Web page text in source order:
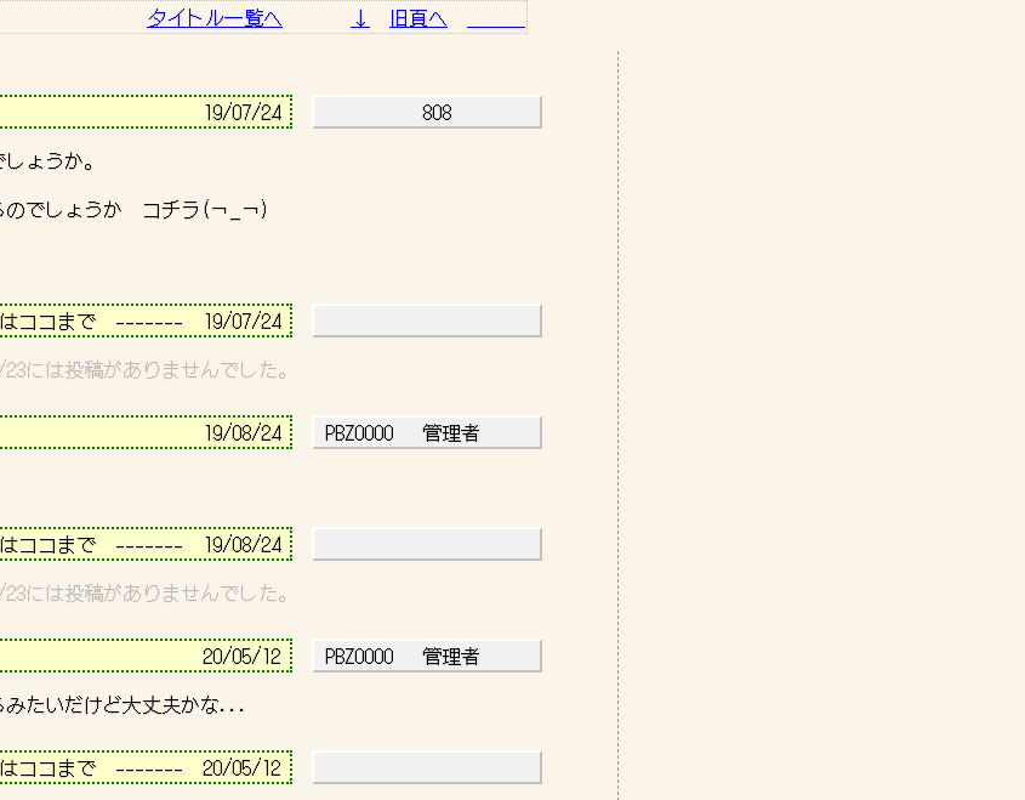
タイトル一覧へ ↓ 旧頁へ
19/07/24
           808
ょうか。
でしょうか　コチラ(￢_￢)
ココまで　-------  19/07/24
には投稿がありませんでした。
19/08/24
PBZ0000   管理者
ココまで　-------  19/08/24
には投稿がありませんでした。
20/05/12
PBZ0000   管理者
ココまで　-------  20/05/12